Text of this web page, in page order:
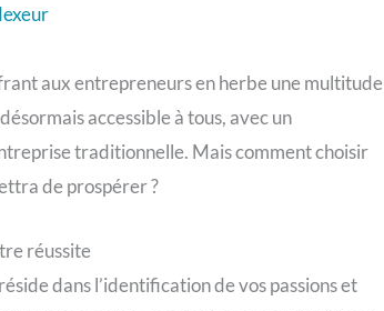
aux entrepreneurs en herbe une multitude
accessible à tous, avec un
traditionnelle. Mais comment choisir
de prospérer ?
réussite
dans l’identification de vos passions et